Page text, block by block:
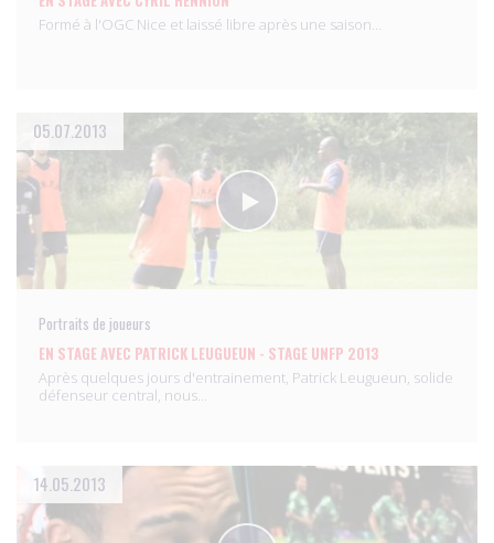
Formé à l'OGC Nice et laissé libre après une saison…
05.07.2013
Portraits de joueurs
EN STAGE AVEC PATRICK LEUGUEUN - STAGE UNFP 2013
Après quelques jours d'entrainement, Patrick Leugueun, solide
défenseur central, nous…
14.05.2013